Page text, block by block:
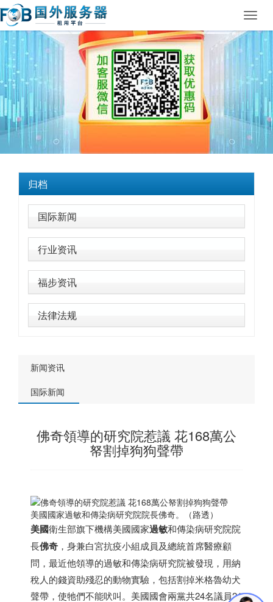
归档
国际新闻
行业资讯
福步资讯
法律法规
新闻资讯
国际新闻
佛奇領導的研究院惹議 花168萬公
帑割掉狗狗聲帶
美國國家過敏和傳染病研究院院長佛奇。（路透）
美國衛生部旗下機構美國國家過敏和傳染病研究院院
長佛奇 ，身兼白宮抗疫小組成員及總統首席醫療顧
問，最近他領導的過敏和傳染病研究院被發現，用納
稅人的錢資助殘忍的動物實驗，包括割掉米格魯幼犬
聲帶，使牠們不能吠叫。美國國會兩黨共24名議員21